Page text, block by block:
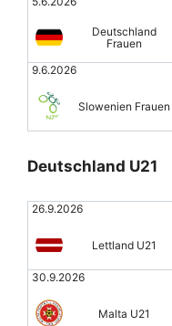
Deutschland
Frauen
9.6.2026
Slowenien Frauen
Deutschland U21
26.9.2026
Lettland U21
30.9.2026
Malta U21